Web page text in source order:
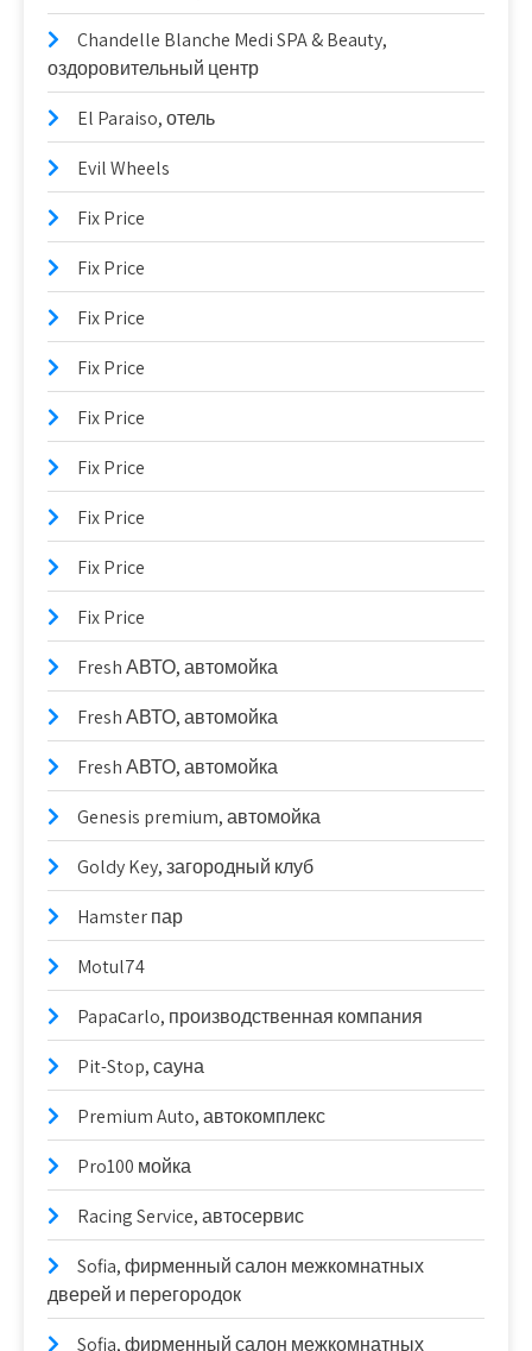
Chandelle Blanche Medi SPA & Beauty,
оздоровительный центр
El Paraiso, отель
Evil Wheels
Fix Price
Fix Price
Fix Price
Fix Price
Fix Price
Fix Price
Fix Price
Fix Price
Fix Price
Fresh АВТО, автомойка
Fresh АВТО, автомойка
Fresh АВТО, автомойка
Genesis premium, автомойка
Goldy Key, загородный клуб
Hamster пар
Motul74
Papaсarlo, производственная компания
Pit-Stop, сауна
Premium Auto, автокомплекс
Pro100 мойка
Racing Service, автосервис
Sofia, фирменный салон межкомнатных
дверей и перегородок
Sofia, фирменный салон межкомнатных